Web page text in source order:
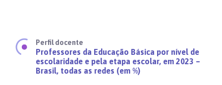
Perfil docente
Professores da Educação Básica por nível de
escolaridade e pela etapa escolar, em 2023 –
Brasil, todas as redes (em %)